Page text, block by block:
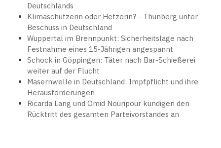
Deutschlands
Klimaschützerin oder Hetzerin? - Thunberg unter
Beschuss in Deutschland
Wuppertal im Brennpunkt: Sicherheitslage nach
Festnahme eines 15-Jährigen angespannt
Schock in Göppingen: Täter nach Bar-Schießerei
weiter auf der Flucht
Masernwelle in Deutschland: Impfpflicht und ihre
Herausforderungen
Ricarda Lang und Omid Nouripour kündigen den
Rücktritt des gesamten Parteivorstandes an